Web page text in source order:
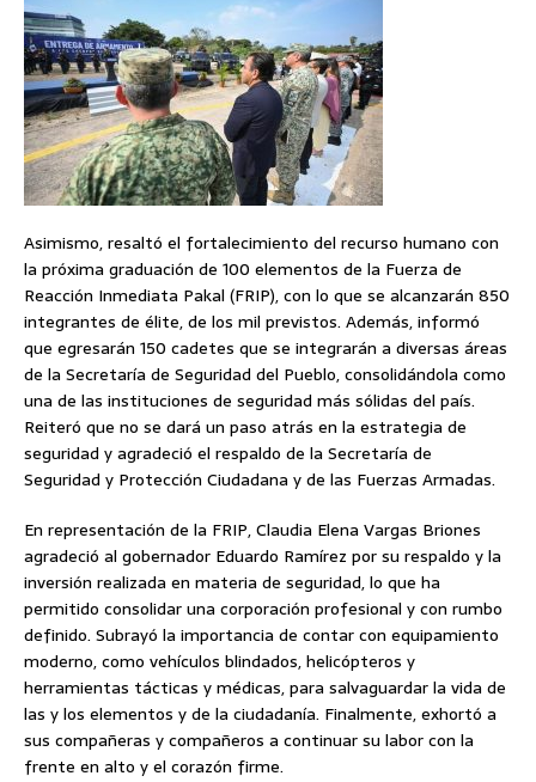
Asimismo, resaltó el fortalecimiento del recurso humano con
la próxima graduación de 100 elementos de la Fuerza de
Reacción Inmediata Pakal (FRIP), con lo que se alcanzarán 850
integrantes de élite, de los mil previstos. Además, informó
que egresarán 150 cadetes que se integrarán a diversas áreas
de la Secretaría de Seguridad del Pueblo, consolidándola como
una de las instituciones de seguridad más sólidas del país.
Reiteró que no se dará un paso atrás en la estrategia de
seguridad y agradeció el respaldo de la Secretaría de
Seguridad y Protección Ciudadana y de las Fuerzas Armadas.
En representación de la FRIP, Claudia Elena Vargas Briones
agradeció al gobernador Eduardo Ramírez por su respaldo y la
inversión realizada en materia de seguridad, lo que ha
permitido consolidar una corporación profesional y con rumbo
definido. Subrayó la importancia de contar con equipamiento
moderno, como vehículos blindados, helicópteros y
herramientas tácticas y médicas, para salvaguardar la vida de
las y los elementos y de la ciudadanía. Finalmente, exhortó a
sus compañeras y compañeros a continuar su labor con la
frente en alto y el corazón firme.